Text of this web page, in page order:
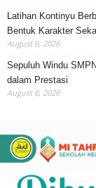
Latihan Kontinyu
Bentuk Karakter
August 6, 2026
Sepuluh Windu
dalam Prestasi
August 6, 2026